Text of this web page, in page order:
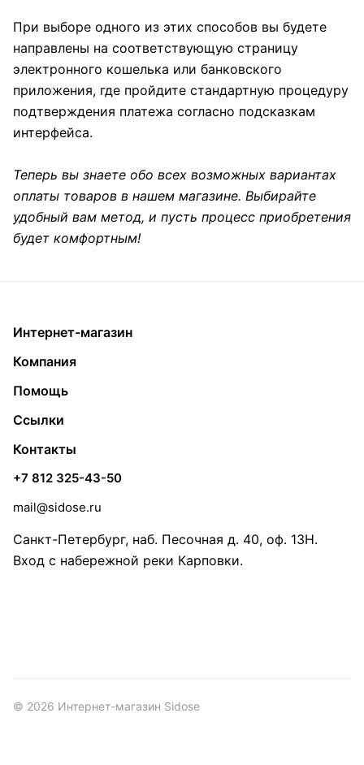
При выборе одного из этих способов вы будете
направлены на соответствующую страницу
электронного кошелька или банковского
приложения, где пройдите стандартную процедуру
подтверждения платежа согласно подсказкам
интерфейса.
Теперь вы знаете обо всех возможных вариантах
оплаты товаров в нашем магазине. Выбирайте
удобный вам метод, и пусть процесс приобретения
будет комфортным!
Интернет-магазин
Компания
Помощь
Ссылки
Контакты
+7 812 325-43-50
mail@sidose.ru
Санкт-Петербург, наб. Песочная д. 40, оф. 13Н.
Вход с набережной реки Карповки.
© 2026 Интернет-магазин Sidose